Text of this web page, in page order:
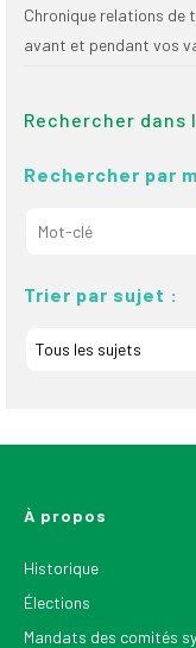
Chronique relations de
avant et pendant vos
Rechercher
Rechercher par
Trier par sujet :
À propos
Historique
Élections
Mandats des comités